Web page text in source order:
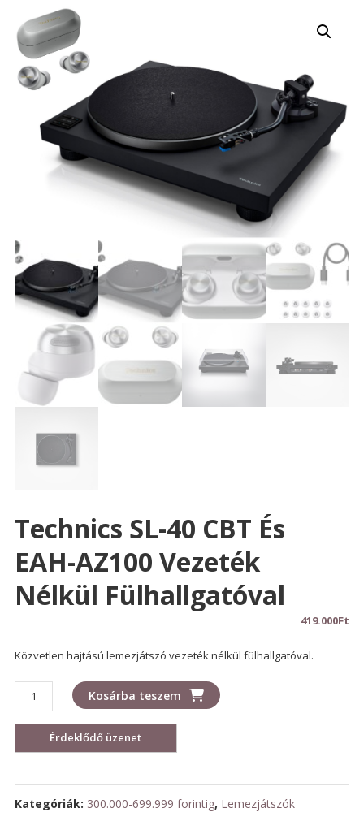
Technics SL-40 CBT És
EAH-AZ100 Vezeték
Nélkül Fülhallgatóval
419.000Ft
Közvetlen hajtású lemezjátszó vezeték nélkül fülhallgatóval.
Technics
SL-
40
EAH-
AZ100
Kosárba teszem
Kategóriák: 300.000-699.999 forintig, Lemezjátszók